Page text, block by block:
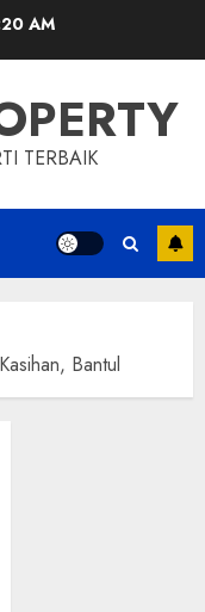
AM
TERBAIK
Bantul